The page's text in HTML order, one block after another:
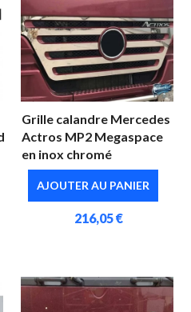
Grille calandre Mercedes
Actros MP2 Megaspace
en inox chromé
AJOUTER AU PANIER
216,05 €